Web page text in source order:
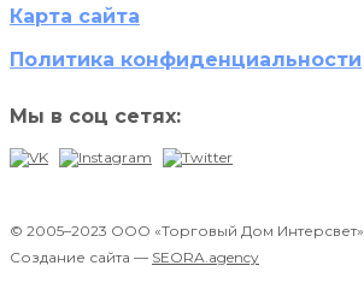
Карта сайта
Политика конфиденциальности
Мы в соц сетях:
© 2005–2023 ООО «Торговый Дом Интерсвет»
Создание сайта — SEORA.agency